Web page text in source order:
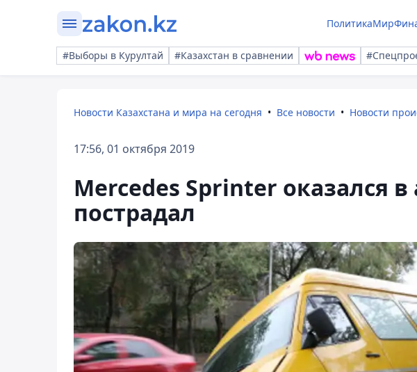
ПолитикаМир
#Выборы в Курултай #Казахстан в сравнении
Новости Казахстана и мира на сегодня Все новости Новости
17:56, 01 октября 2019
Mercedes Sprinter оказался
пострадал